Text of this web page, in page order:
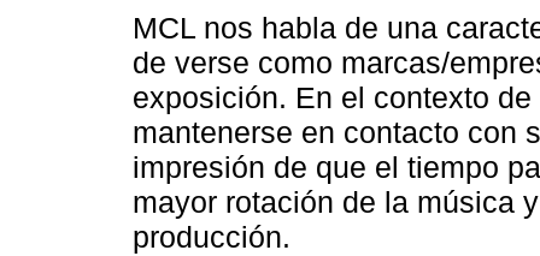
MCL nos habla de una
de verse como marcas/
exposición. En el contexto
mantenerse en contacto con
impresión de que el tiempo
mayor rotación de la música
producción.